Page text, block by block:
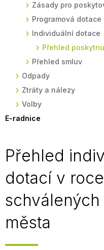
Zásady pro
Programová dotace
Individuální dotace
Přehled
Přehled smluv
Odpady
Ztráty a nálezy
Volby
E-radnice
Přehled
dotací v
města